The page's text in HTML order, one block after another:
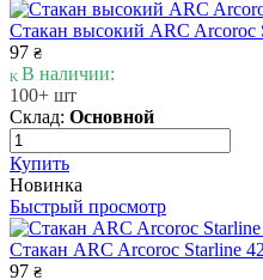
Стакан высокий ARC Arcoroc
97 ₴
В наличии:
100+ шт
Склад: Основной
Купить
Новинка
Быстрый просмотр
Стакан ARC Arcoroc Starline
97 ₴